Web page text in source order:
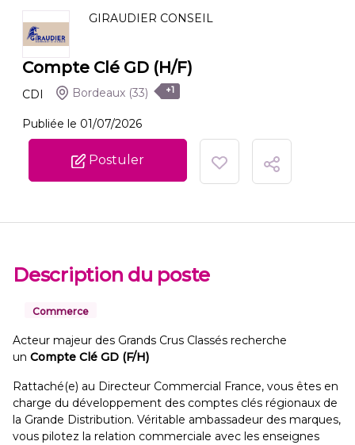
GIRAUDIER CONSEIL
Compte Clé GD (H/F)
CDI Bordeaux (33) +1
Publiée le 01/07/2026
Postuler
Description du poste
Commerce
Acteur majeur des Grands Crus Classés recherche
un Compte Clé GD (F/H)
Rattaché(e) au Directeur Commercial France, vous êtes en
charge du développement des comptes clés régionaux de
la Grande Distribution. Véritable ambassadeur des marques,
vous pilotez la relation commerciale avec les enseignes